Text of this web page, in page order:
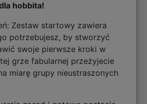
hobbita!
Zestaw startowy zawiera
potrzebujesz, by stworzyć
swoje pierwsze kroki w
grze fabularnej przeżyjecie
miarę grupy nieustraszonych